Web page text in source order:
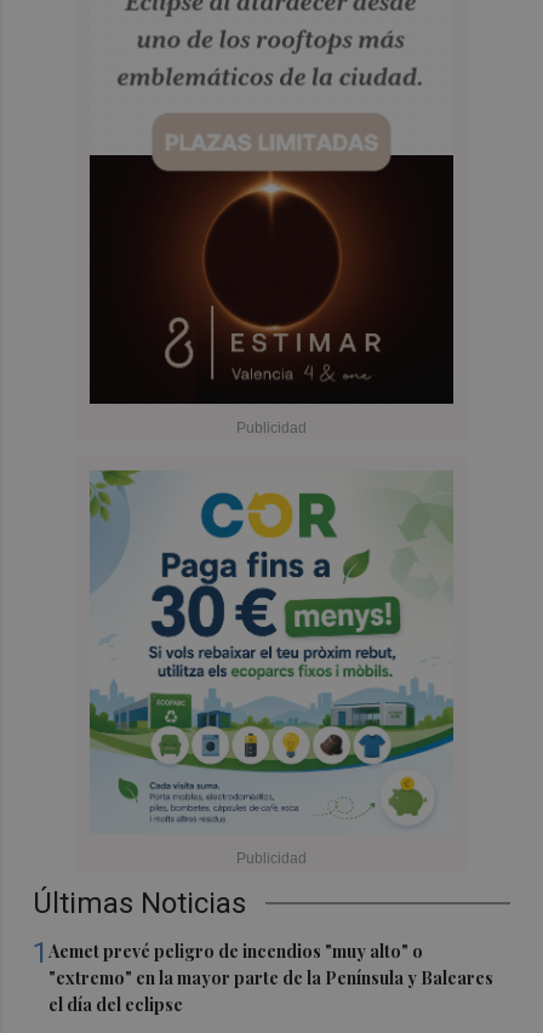
Últimas Noticias
1Aemet prevé peligro de incendios "muy alto" o
"extremo" en la mayor parte de la Península y Baleares
el día del eclipse